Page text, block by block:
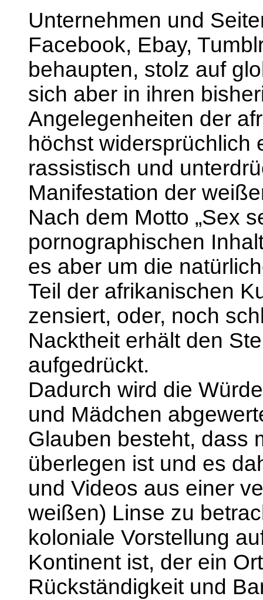
Unternehmen und
Facebook, Ebay,
behaupten, stolz auf
sich aber in ihren
Angelegenheiten der
höchst widersprüchlich
rassistisch und
Manifestation der
Nach dem Motto „Sex
pornographischen
es aber um die
Teil der afrikanischen
zensiert, oder, noch
Nacktheit erhält den
aufgedrückt.
Dadurch wird die
und Mädchen
Glauben besteht, dass
überlegen ist und es
und Videos aus einer
weißen) Linse zu
koloniale Vorstellung
Kontinent ist, der ein
Rückständigkeit und